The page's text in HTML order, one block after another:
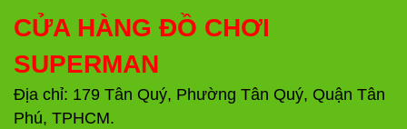
CỬA HÀNG ĐỒ CHƠI
SUPERMAN
Địa chỉ: 179 Tân Quý, Phường Tân Quý, Quận Tân
Phú, TPHCM.